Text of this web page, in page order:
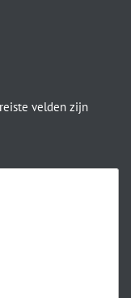
velden zijn